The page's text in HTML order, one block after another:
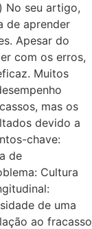
No seu artigo,
de aprender
Apesar do
com os erros,
Muitos
mas os
devido a
chave:
de
Cultura
de uma
ao fracasso